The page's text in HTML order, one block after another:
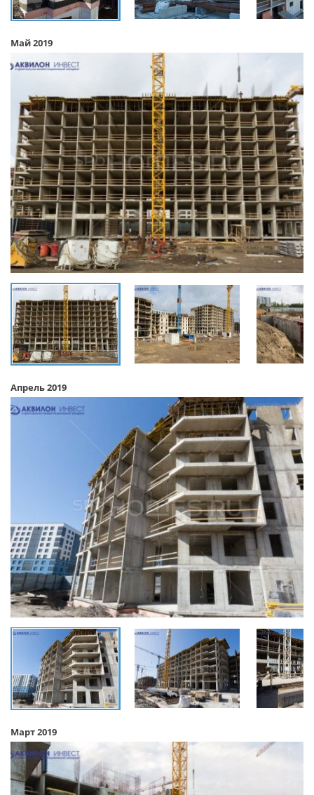
Май 2019
Апрель 2019
Март 2019